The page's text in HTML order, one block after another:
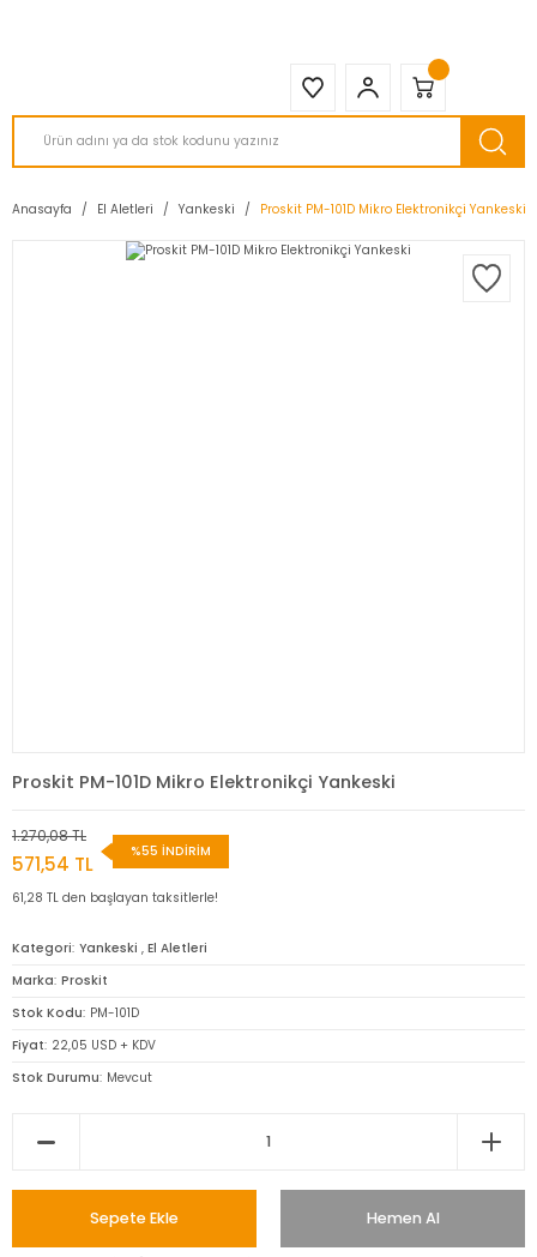
Anasayfa El Aletleri Yankeski Proskit PM-101D Mikro Elektronikçi Yankeski
Proskit PM-101D Mikro Elektronikçi Yankeski
1.270,08 TL
571,54 TL
%55 İNDİRİM
61,28 TL den başlayan taksitlerle!
Kategori Yankeski , El Aletleri
Marka Proskit
Stok Kodu PM-101D
Fiyat 22,05 USD + KDV
Stok Durumu Mevcut
Sepete Ekle Hemen Al